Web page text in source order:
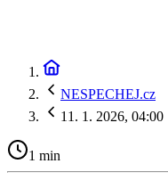
NESPECHEJ.cz
11. 1. 2026, 04:00
1 min